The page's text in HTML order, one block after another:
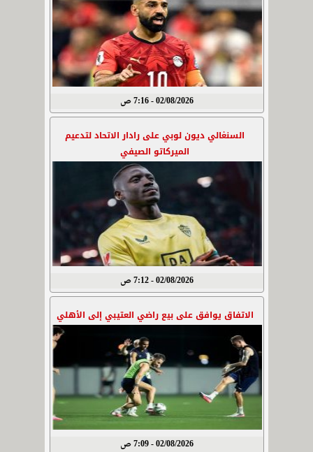
02/08/2026 - 7:16 ص
السنغالي ديون لوبي على رادار الاتحاد لتدعيم
الميركاتو الصيفي
02/08/2026 - 7:12 ص
الاتفاق يوافق على بيع راضي العتيبي إلى الأهلي
02/08/2026 - 7:09 ص